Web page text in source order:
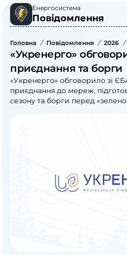
Енергосистема
Повідомлення
Головна / Повідомлення / 2026 /
«Укренерго»
приєднання та борги
«Укренерго» обговорило зі
приєднання до мереж,
сезону та борги перед